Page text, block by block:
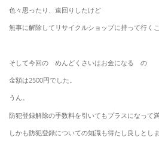
色々思ったり、遠回りしたけど
無事に解除してリサイクルショップに持って行く
そして今回の めんどくさいはお金になる の
金額は2500円でした。
うん。
防犯登録解除の手数料を引いてもプラスになって
しかも防犯登録についての知識も得たし良しとしま